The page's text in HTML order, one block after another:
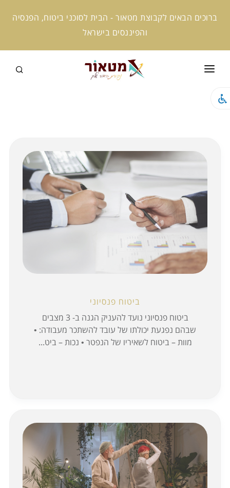
ברוכים הבאים לקבוצת מטאור - הבית לסוכני ביטוח, הפנסיה
והפיננסים בישראל
קמפוס מטאור
מטאור אקטיב
מטאור ניוז
מטאור AI
התמחויות
מחשבונים
ביטוח פנסיוני
ביטוח פנסיוני נועד להעניק הגנה ב- 3 מצבים
שבהם נפגעת יכולתו של עובד להשתכר מעבודה: •
מוות – ביטוח לשאיריו של הנפטר • נכות – ביט...